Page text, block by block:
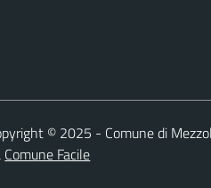
© 2025 - Comune di
Comune Facile